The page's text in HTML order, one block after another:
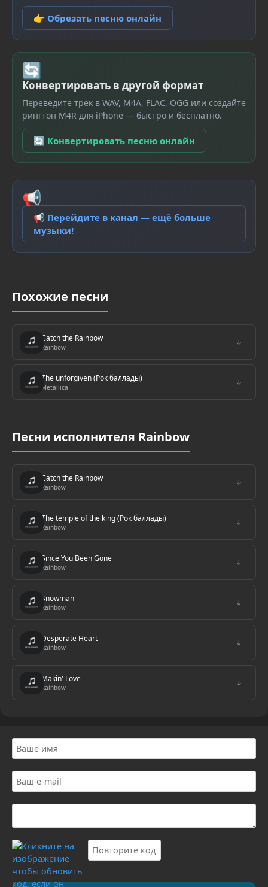
👉 Обрезать песню онлайн
🔄
Конвертировать в другой формат
Переведите трек в WAV, M4A, FLAC, OGG или создайте
рингтон M4R для iPhone — быстро и бесплатно.
🔄 Конвертировать песню онлайн
📢
📢 Перейдите в канал — ещё больше
музыки!
Похожие песни
Catch the Rainbow
Rainbow
↓
The unforgiven (Рок баллады)
Metallica
↓
Песни исполнителя Rainbow
Catch the Rainbow
Rainbow
↓
The temple of the king (Рок баллады)
Rainbow
↓
Since You Been Gone
Rainbow
↓
Snowman
Rainbow
↓
Desperate Heart
Rainbow
↓
Makin' Love
Rainbow
↓